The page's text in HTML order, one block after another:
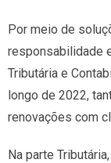
Por meio de
responsabilidade
Tributária e
longo de 2022,
renovações com
Na parte